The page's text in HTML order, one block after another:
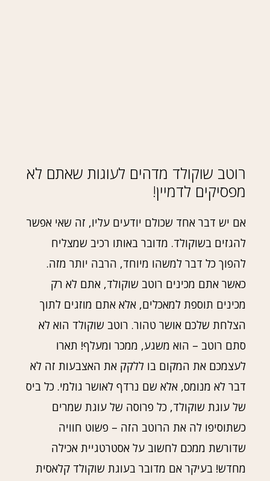
רוטב שוקולד מדהים לעוגות שאתם לא
מפסיקים לדמיין!
אם יש דבר אחד שכולם יודעים עליו, זה שאי אפשר
להגזים בשוקולד. מדובר באותו רכיב שמצליח
להפוך כל דבר למשהו מיוחד, הרבה יותר מזה.
כאשר אתם מכינים רוטב שוקולד, אתם לא רק
מכינים תוספת למאכלים, אלא אתם מוזגים לתוך
הצלחת שלכם אושר טהור. רוטב שוקולד הוא לא
סתם רוטב – הוא משגע, ממכר ומעלף! תארו
לעצמכם את המקום בו ללקק את האצבעות זה לא
דבר לא מנומס, אלא שם נרדף לאושר גולמי. כל ביס
של עוגת שוקולד, כל פרוסה של עוגת שמרים
כשתוסיפו לה את הרוטב הזה – פשוט חוויה
שדורשת ממכם לחשוב על אסטרטגיית אכילה
מחדש! בעיקר אם מדובר בעוגת שוקולד קלאסית